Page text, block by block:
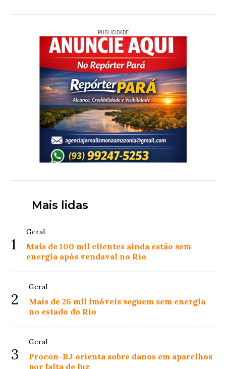
PUBLICIDADE
Mais lidas
1
Geral
Mais de 100 mil clientes ainda estão sem
energia após vendaval no Rio
2
Geral
Mais de 26 mil imóveis seguem sem energia
no estado do Rio
3
Geral
Procon-RJ orienta sobre danos em aparelhos
por falta de luz